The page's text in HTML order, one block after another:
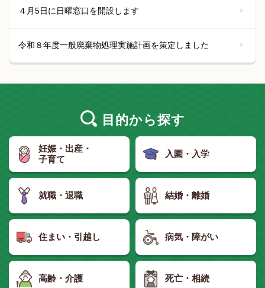
４月5日に日曜窓口を開設します
令和８年度一般廃棄物処理実施計画を策定しました
目的から探す
妊娠・出産・
子育て
入園・入学
就職・退職 結婚・離婚
住まい・引越し 病気・障がい
高齢・介護 死亡・相続